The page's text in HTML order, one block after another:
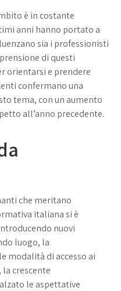
è in costante
anni hanno portato a
sia i professionisti
di questi
orientarsi e prendere
confermano una
tema, con un aumento
all’anno precedente.
che meritano
italiana si è
nuovi
luogo, la
modalità di accesso ai
crescente
le aspettative